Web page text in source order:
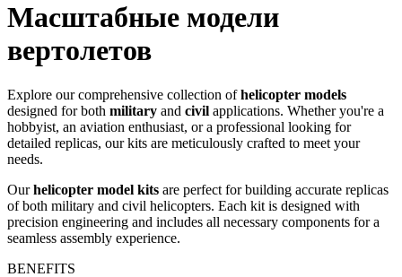
Масштабные модели
вертолетов
Explore our comprehensive collection ofhelicopter models
designed for both military and civil applications. Whether you're a
hobbyist, an aviation enthusiast, or a professional looking for
detailed replicas, our kits are meticulously crafted to meet your
needs.
Ourhelicopter model kits are perfect for building accurate replicas
of both military and civil helicopters. Each kit is designed with
precision engineering and includes all necessary components for a
seamless assembly experience.
BENEFITS